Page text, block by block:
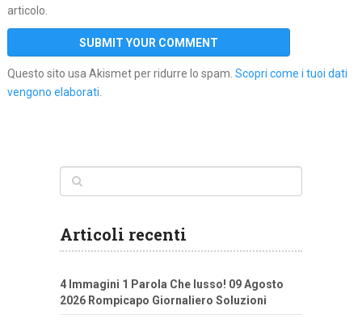
articolo.
Questo sito usa Akismet per ridurre lo spam. Scopri come i tuoi dati
vengono elaborati.
Articoli recenti
4 Immagini 1 Parola Che lusso! 09 Agosto
2026 Rompicapo Giornaliero Soluzioni